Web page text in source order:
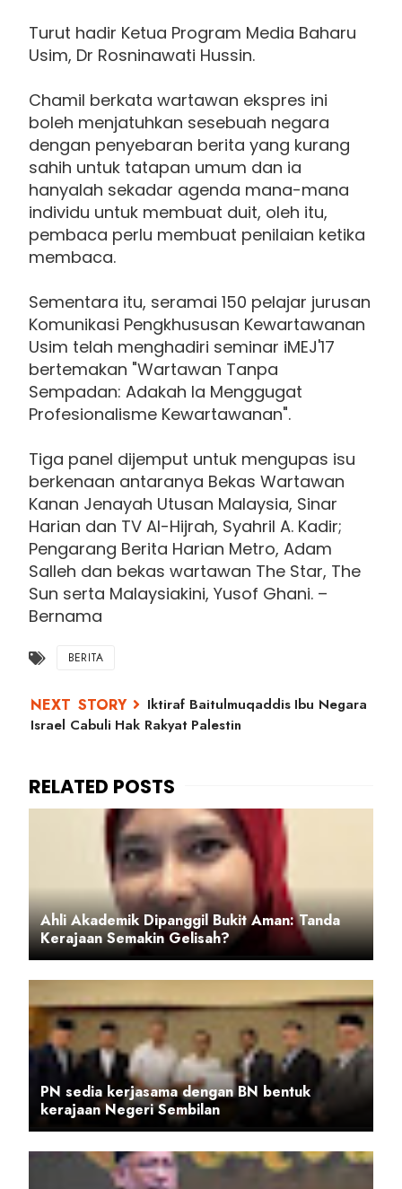
Turut hadir Ketua Program Media Baharu
Usim, Dr Rosninawati Hussin.
Chamil berkata wartawan ekspres ini
boleh menjatuhkan sesebuah negara
dengan penyebaran berita yang kurang
sahih untuk tatapan umum dan ia
hanyalah sekadar agenda mana-mana
individu untuk membuat duit, oleh itu,
pembaca perlu membuat penilaian ketika
membaca.
Sementara itu, seramai 150 pelajar jurusan
Komunikasi Pengkhususan Kewartawanan
Usim telah menghadiri seminar iMEJ'17
bertemakan "Wartawan Tanpa
Sempadan: Adakah Ia Menggugat
Profesionalisme Kewartawanan".
Tiga panel dijemput untuk mengupas isu
berkenaan antaranya Bekas Wartawan
Kanan Jenayah Utusan Malaysia, Sinar
Harian dan TV Al-Hijrah, Syahril A. Kadir;
Pengarang Berita Harian Metro, Adam
Salleh dan bekas wartawan The Star, The
Sun serta Malaysiakini, Yusof Ghani. –
Bernama
BERITA
Iktiraf Baitulmuqaddis Ibu Negara
Israel Cabuli Hak Rakyat Palestin
Ahli Akademik Dipanggil Bukit Aman: Tanda
Kerajaan Semakin Gelisah?
PN sedia kerjasama dengan BN bentuk
kerajaan Negeri Sembilan